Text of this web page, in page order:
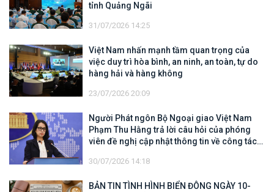
tỉnh Quảng Ngãi
31/07/2026 14:25
Việt Nam nhấn mạnh tầm quan trọng của
việc duy trì hòa bình, an ninh, an toàn, tự do
hàng hải và hàng không
23/07/2026 20:09
Người Phát ngôn Bộ Ngoại giao Việt Nam
Phạm Thu Hằng trả lời câu hỏi của phóng
viên đề nghị cập nhật thông tin về công tác
trên tàu Khôi Nguyên 18
30/07/2026 14:18
BẢN TIN TÌNH HÌNH BIỂN ĐÔNG NGÀY 10-